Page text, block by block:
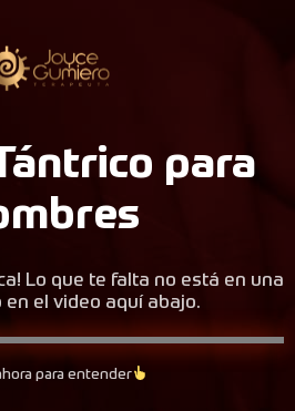
para
Lo que te falta no está en una
en el video aquí abajo.
para entender